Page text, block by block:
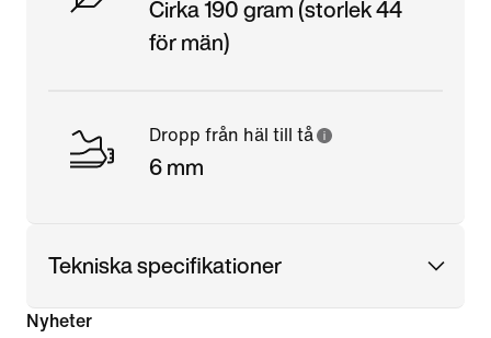
Cirka 190 gram (storlek 44
för män)
Dropp från häl till tå
6 mm
Tekniska specifikationer
Nyheter